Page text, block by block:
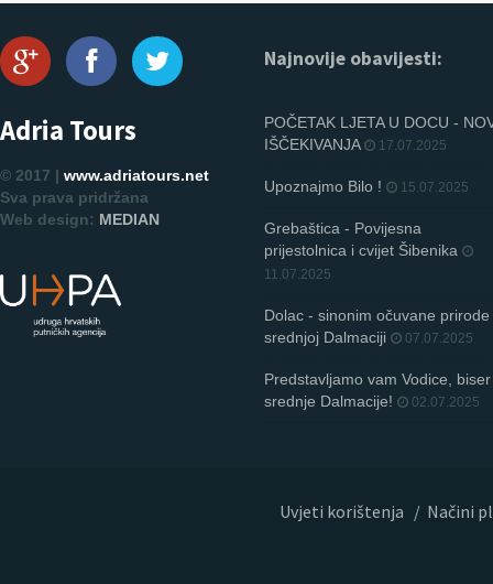
Adria Tours
© 2017 | www.adriatours.net
Sva prava pridržana
Web design: MEDIAN
Najnovije obavijesti:
POČETAK LJETA U DOCU -
IŠČEKIVANJA
17.07.2025
Upoznajmo Bilo ! 15.07.2025
Grebaštica - Povijesna
prijestolnica i cvijet Šibenika
11.07.2025
Dolac - sinonim očuvane prirode
srednjoj Dalmaciji
07.07.2025
Predstavljamo vam Vodice, biser
srednje Dalmacije!
02.07.2025
Uvjeti korištenja / Načini